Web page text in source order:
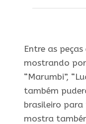
Entre as
mostrando
“Marumbi”,
também
brasileiro para
mostra